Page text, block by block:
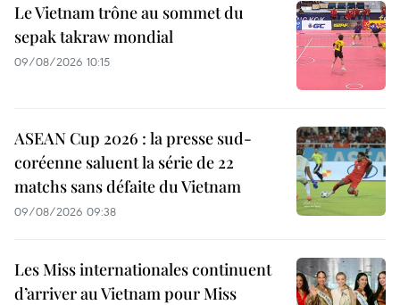
Le Vietnam trône au sommet du
sepak takraw mondial
09/08/2026 10:15
ASEAN Cup 2026 : la presse sud-
coréenne saluent la série de 22
matchs sans défaite du Vietnam
09/08/2026 09:38
Les Miss internationales continuent
d’arriver au Vietnam pour Miss